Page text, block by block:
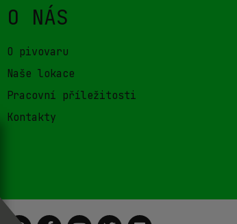
O NÁS
O pivovaru
Naše lokace
Pracovní příležitosti
Kontakty